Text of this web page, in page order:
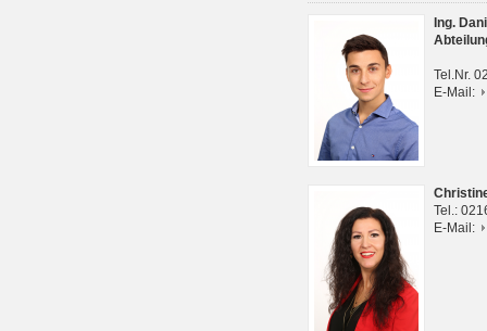
Ing.
Tel.Nr.
E-Mail:
Tel.:
E-Mail: